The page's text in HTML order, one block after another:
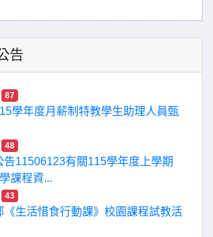
告
87
學年度月薪制特教學生助理人員甄
48
告11506123有關115學年度上學期
課程資...
43
《生活惜食行動課》校園課程試教活